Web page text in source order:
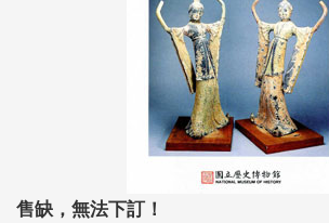
售缺，無法下訂！